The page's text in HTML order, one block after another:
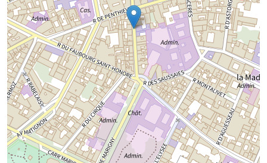
Chargement de la carte...